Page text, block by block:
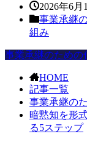
2026年6月
事業承継
組み
事業承継のための
HOME
記事一覧
事業承継の
暗黙知を形
る5ステップ